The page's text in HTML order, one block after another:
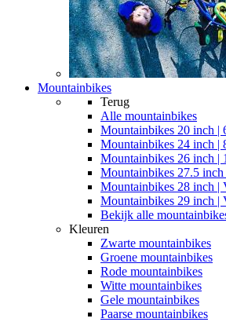
Mountainbikes
Terug
Alle mountainbikes
Mountainbikes 20 inch |
Mountainbikes 24 inch |
Mountainbikes 26 inch |
Mountainbikes 27.5 inch
Mountainbikes 28 inch |
Mountainbikes 29 inch |
Bekijk alle
Kleuren
Zwarte mountainbikes
Groene mountainbikes
Rode mountainbikes
Witte mountainbikes
Gele mountainbikes
Paarse mountainbikes